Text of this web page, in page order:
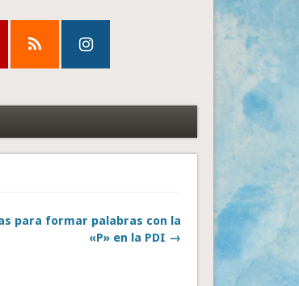
para formar palabras con la
«P» en la PDI →